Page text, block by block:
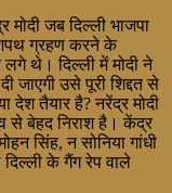
मोदी जब दिल्ली भाजपा
शपथ ग्रहण करने के
लगे थे। दिल्ली में मोदी ने
जाएगी उसे पूरी शिद्दत से
देश तैयार है? नरेंद्र मोदी
से बेहद निराश है। केंद्र
सिंह, न सोनिया गांधी
के गैंग रेप वाले